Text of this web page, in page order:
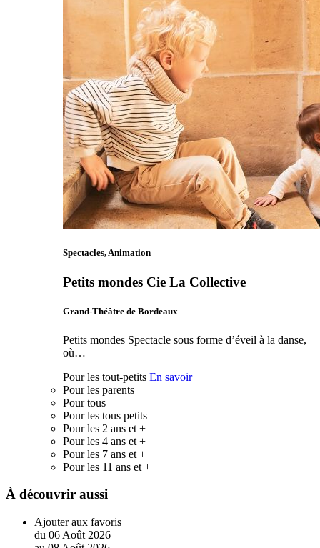
Spectacles, Animation
Petits mondes Cie La Collective
Grand-Théâtre de Bordeaux
Petits mondes Spectacle sous forme d’éveil à la danse,
où…
Pour les tout-petits En savoir
Pour les parents
Pour tous
Pour les tous petits
Pour les 2 ans et +
Pour les 4 ans et +
Pour les 7 ans et +
Pour les 11 ans et +
À découvrir aussi
Ajouter aux favoris
du 06 Août 2026